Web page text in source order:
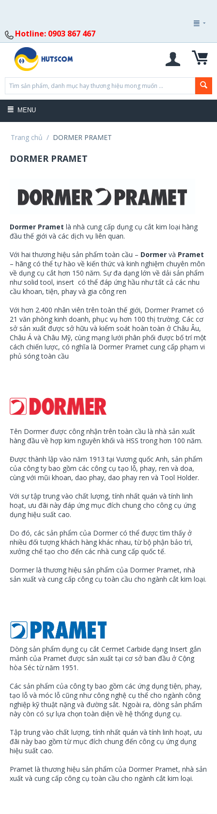
Hotline: 0903 867 467
MENU
Trang chủ / DORMER PRAMET
DORMER PRAMET
Dormer Pramet là nhà cung cấp dụng cụ cắt kim loại hàng
đầu thế giới và các dịch vụ liên quan.
Với hai thương hiệu sản phẩm toàn cầu – Dormer và Pramet
– hãng có thể tự hào về kiến ​​thức và kinh nghiệm chuyên môn
về dụng cụ cắt hơn 150 năm. Sự đa dạng lớn về dải sản phẩm
như solid tool, insert có thể đáp ứng hầu như tất cả các nhu
cầu khoan, tiện, phay và gia công ren
Với hơn 2.400 nhân viên trên toàn thế giới, Dormer Pramet có
21 văn phòng kinh doanh, phục vụ hơn 100 thị trường. Các cơ
sở sản xuất được sở hữu và kiểm soát hoàn toàn ở Châu Âu,
Châu Á và Châu Mỹ, cùng mạng lưới phân phối được bố trí một
cách chiến lược, có nghĩa là Dormer Pramet cung cấp phạm vi
phủ sóng toàn cầu
Tên Dormer được công nhận trên toàn cầu là nhà sản xuất
hàng đầu về hợp kim nguyên khối và HSS trong hơn 100 năm.
Được thành lập vào năm 1913 tại Vương quốc Anh, sản phẩm
của công ty bao gồm các công cụ tạo lỗ, phay, ren và doa,
cùng với mũi khoan, dao phay, dao phay ren và Tool Holder.
Với sự tập trung vào chất lượng, tính nhất quán và tính linh
hoạt, ưu đãi này đáp ứng mục đích chung cho công cụ ứng
dụng hiệu suất cao.
Do đó, các sản phẩm của Dormer có thể được tìm thấy ở
nhiều đối tượng khách hàng khác nhau, từ bộ phận bảo trì,
xưởng chế tạo cho đến các nhà cung cấp quốc tế.
Dormer là thương hiệu sản phẩm của Dormer Pramet, nhà
sản xuất và cung cấp công cụ toàn cầu cho ngành cắt kim loại.
Dòng sản phẩm dụng cụ cắt Cermet Carbide dạng Insert gắn
mảnh của Pramet được sản xuất tại cơ sở ban đầu ở Cộng
hòa Séc từ năm 1951.
Các sản phẩm của công ty bao gồm các ứng dụng tiện, phay,
tạo lỗ và móc lỗ cũng như công nghệ cụ thể cho ngành công
nghiệp kỹ thuật nặng và đường sắt. Ngoài ra, dòng sản phẩm
này còn có sự lựa chọn toàn diện về hệ thống dụng cụ.
Tập trung vào chất lượng, tính nhất quán và tính linh hoạt, ưu
đãi này bao gồm từ mục đích chung đến công cụ ứng dụng
hiệu suất cao.
Pramet là thương hiệu sản phẩm của Dormer Pramet, nhà sản
xuất và cung cấp công cụ toàn cầu cho ngành cắt kim loại.